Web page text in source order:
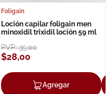
Agregar
Foligain
Loción capilar foligain men
minoxidil trixidil loción 59 ml
PVP:35,00
$28,00
Agregar